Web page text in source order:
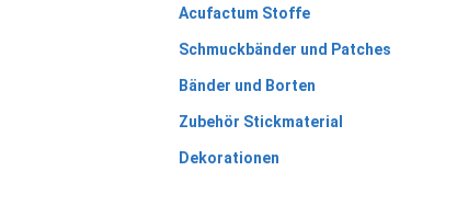
Acufactum Stoffe
Schmuckbänder und Patches
Bänder und Borten
Zubehör Stickmaterial
Dekorationen